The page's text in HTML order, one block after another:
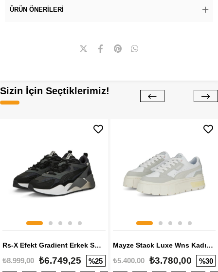
ÜRÜN ÖNERILERI
Sizin İçin Seçtiklerimiz!
Rs-X Efekt Gradient Erkek Sneaker
₺8.999,00 ₺6.749,25 %25
Mayze Stack Luxe Wns Kadın Sneaker
₺5.400,00 ₺3.780,00 %30